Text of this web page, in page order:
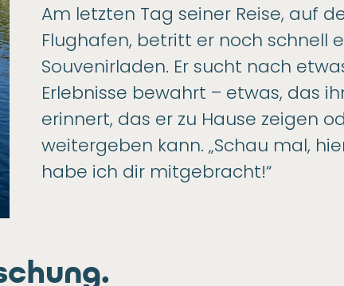
Am letzten Tag seiner Reise, auf
Flughafen, betritt er noch schnell
Souvenirladen. Er sucht nach
Erlebnisse bewahrt – etwas, das
erinnert, das er zu Hause zeigen
weitergeben kann. „Schau mal,
habe ich dir mitgebracht!“